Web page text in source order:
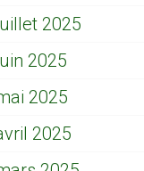
2025
2025
2025
2025